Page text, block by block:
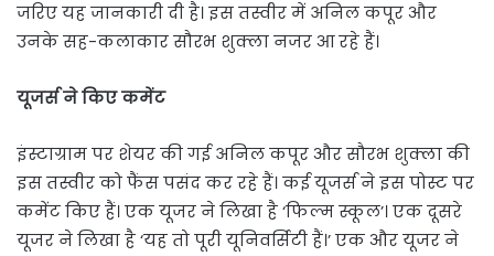
जरिए यह जानकारी दी है। इस तस्वीर में अनिल कपूर और
उनके सह-कलाकार सौरभ शुक्ला नजर आ रहे हैं।
यूजर्स ने किए कमेंट
इंस्टाग्राम पर शेयर की गई अनिल कपूर और सौरभ शुक्ला की
इस तस्वीर को फैंस पसंद कर रहे हैं। कई यूजर्स ने इस पोस्ट पर
कमेंट किए हैं। एक यूजर ने लिखा है ‘फिल्म स्कूल’। एक दूसरे
यूजर ने लिखा है ‘यह तो पूरी यूनिवर्सिटी हैं।’ एक और यूजर ने